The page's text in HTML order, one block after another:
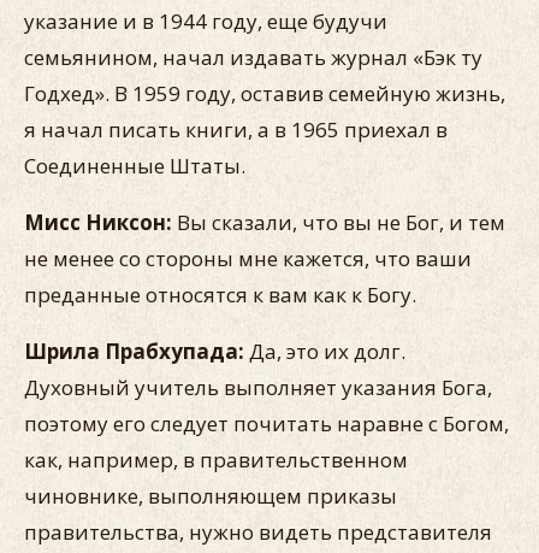
указание и в 1944 году, еще будучи
семьянином, начал издавать журнал «Бэк ту
Годхед». В 1959 году, оставив семейную жизнь,
я начал писать книги, а в 1965 приехал в
Соединенные Штаты.
Мисс Никсон: Вы сказали, что вы не Бог, и тем
не менее со стороны мне кажется, что ваши
преданные относятся к вам как к Богу.
Шрила Прабхупада: Да, это их долг.
Духовный учитель выполняет указания Бога,
поэтому его следует почитать наравне с Богом,
как, например, в правительственном
чиновнике, выполняющем приказы
правительства, нужно видеть представителя